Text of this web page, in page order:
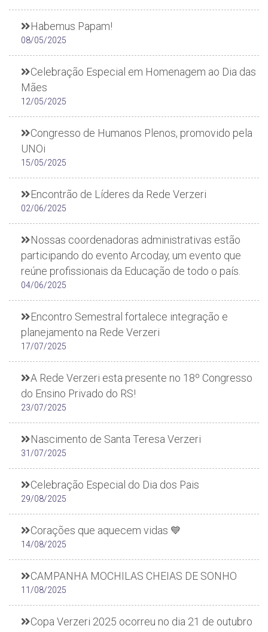
Habemus Papam!
08/05/2025
Celebração Especial em Homenagem ao Dia das
Mães
12/05/2025
Congresso de Humanos Plenos, promovido pela
UNOi
15/05/2025
Encontrão de Líderes da Rede Verzeri
02/06/2025
Nossas coordenadoras administrativas estão
participando do evento Arcoday, um evento que
reúne profissionais da Educação de todo o país.
04/06/2025
Encontro Semestral fortalece integração e
planejamento na Rede Verzeri
17/07/2025
A Rede Verzeri esta presente no 18º Congresso
do Ensino Privado do RS!
23/07/2025
Nascimento de Santa Teresa Verzeri
31/07/2025
Celebração Especial do Dia dos Pais
29/08/2025
Corações que aquecem vidas 💙
14/08/2025
CAMPANHA MOCHILAS CHEIAS DE SONHO
11/08/2025
Copa Verzeri 2025 ocorreu no dia 21 de outubro